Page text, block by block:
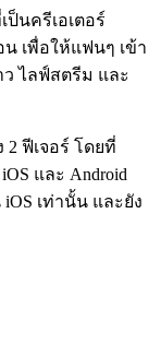
ป็นครีเอเตอร์
เพื่อให้แฟนๆ เข้า
ไลฟ์สตรีม และ
ฟีเจอร์ โดยที่
และ Android
เท่านั้น และยัง